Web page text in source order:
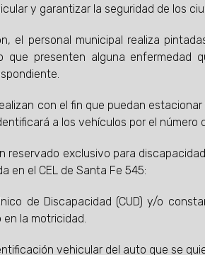
y garantizar la seguridad de los
el personal municipal realiza
que presenten alguna enfermedad
con el fin que puedan
a los vehículos por el
reservado exclusivo para
en el CEL de Santa Fe 545:
de Discapacidad (CUD) y/o
la motricidad.
vehicular del auto que se